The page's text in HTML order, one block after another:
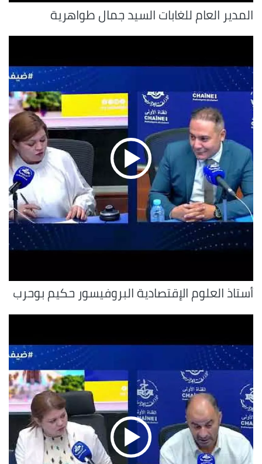
المدير العام للغابات السيد جمال طواهرية
أستاذ العلوم الإقتصادية البروفيسور حكيم بوحرب